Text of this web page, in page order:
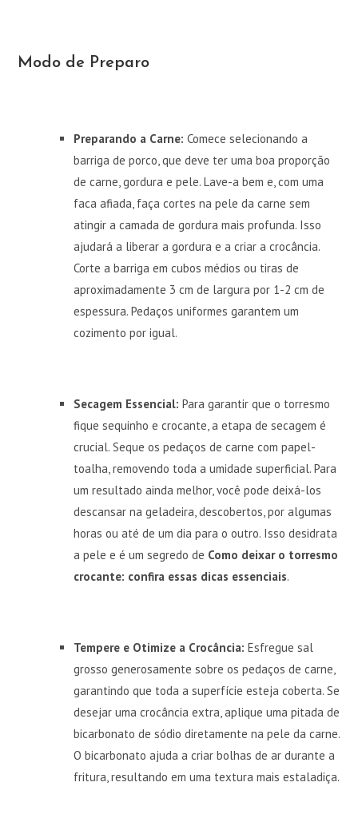
Modo de Preparo
Preparando a Carne: Comece selecionando a
barriga de porco, que deve ter uma boa proporção
de carne, gordura e pele. Lave-a bem e, com uma
faca afiada, faça cortes na pele da carne sem
atingir a camada de gordura mais profunda. Isso
ajudará a liberar a gordura e a criar a crocância.
Corte a barriga em cubos médios ou tiras de
aproximadamente 3 cm de largura por 1-2 cm de
espessura. Pedaços uniformes garantem um
cozimento por igual.
Secagem Essencial: Para garantir que o torresmo
fique sequinho e crocante, a etapa de secagem é
crucial. Seque os pedaços de carne com papel-
toalha, removendo toda a umidade superficial. Para
um resultado ainda melhor, você pode deixá-los
descansar na geladeira, descobertos, por algumas
horas ou até de um dia para o outro. Isso desidrata
a pele e é um segredo de Como deixar o torresmo
crocante: confira essas dicas essenciais.
Tempere e Otimize a Crocância: Esfregue sal
grosso generosamente sobre os pedaços de carne,
garantindo que toda a superfície esteja coberta. Se
desejar uma crocância extra, aplique uma pitada de
bicarbonato de sódio diretamente na pele da carne.
O bicarbonato ajuda a criar bolhas de ar durante a
fritura, resultando em uma textura mais estaladiça.